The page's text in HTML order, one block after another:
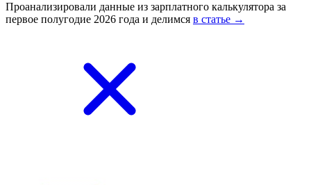
Проанализировали данные из зарплатного калькулятора за
первое полугодие 2026 года и делимся в статье →